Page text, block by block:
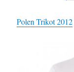
Polen Trikot 2012